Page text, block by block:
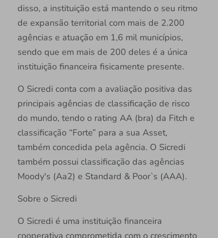
disso, a instituição está mantendo o seu ritmo
de expansão territorial com mais de 2.200
agências e atuação em 1,6 mil municípios,
sendo que em mais de 200 deles é a única
instituição financeira fisicamente presente.
O Sicredi conta com a avaliação positiva das
principais agências de classificação de risco
do mundo, tendo o rating AA (bra) da Fitch e
classificação “Forte” para a sua Asset,
também concedida pela agência. O Sicredi
também possui classificação das agências
Moody's (Aa2) e Standard & Poor`s (AAA).
Sobre o Sicredi
O Sicredi é uma instituição financeira
cooperativa comprometida com o crescimento